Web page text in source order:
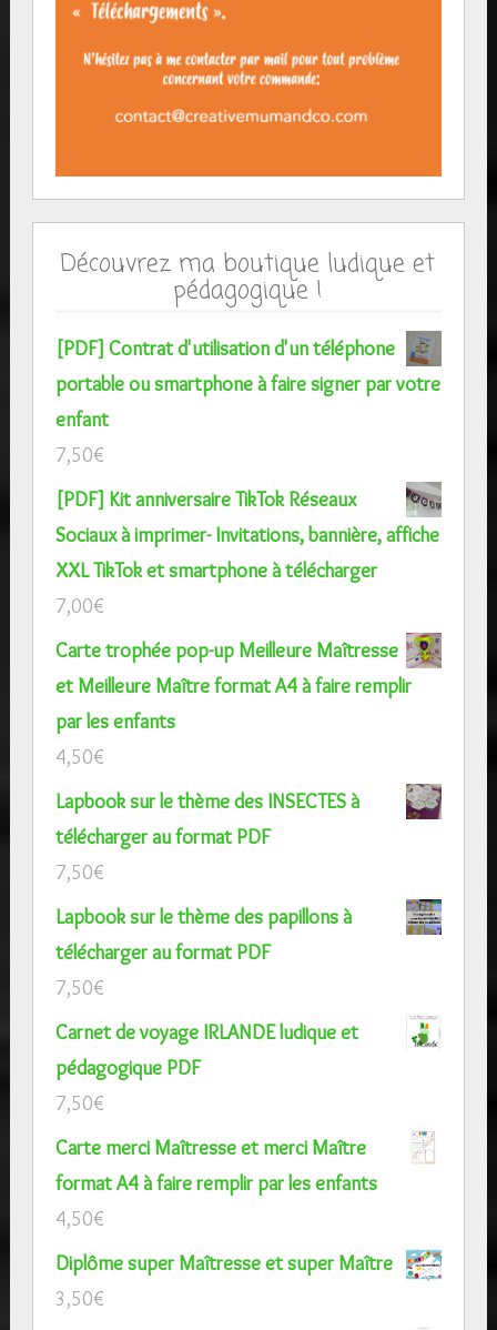
Découvrez ma boutique ludique et
pédagogique !
[PDF] Contrat d'utilisation d'un téléphone
portable ou smartphone à faire signer par votre
enfant
7,50€
[PDF] Kit anniversaire TikTok Réseaux
Sociaux à imprimer- Invitations, bannière, affiche
XXL TikTok et smartphone à télécharger
7,00€
Carte trophée pop-up Meilleure Maîtresse
et Meilleure Maître format A4 à faire remplir
par les enfants
4,50€
Lapbook sur le thème des INSECTES à
télécharger au format PDF
7,50€
Lapbook sur le thème des papillons à
télécharger au format PDF
7,50€
Carnet de voyage IRLANDE ludique et
pédagogique PDF
7,50€
Carte merci Maîtresse et merci Maître
format A4 à faire remplir par les enfants
4,50€
Diplôme super Maîtresse et super Maître
3,50€